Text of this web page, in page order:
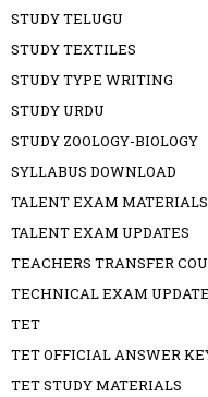
STUDY TELUGU
STUDY TEXTILES
STUDY TYPE WRITING
STUDY URDU
STUDY ZOOLOGY-BIOLOGY
SYLLABUS DOWNLOAD
TALENT EXAM MATERIALS
TALENT EXAM UPDATES
TEACHERS TRANSFER
TECHNICAL EXAM
TET
TET OFFICIAL ANSWER
TET STUDY MATERIALS